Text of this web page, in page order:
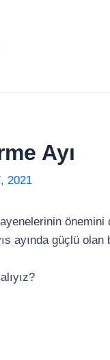
Ayı
2021
ayında güçlü olan